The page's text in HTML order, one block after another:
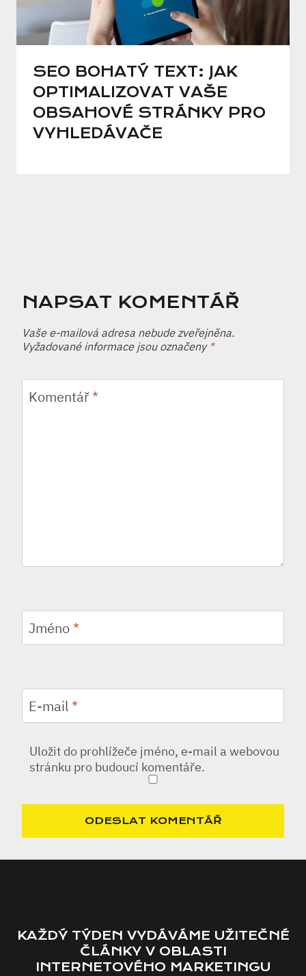
SEO BOHATÝ TEXT: JAK
OPTIMALIZOVAT VAŠE
OBSAHOVÉ STRÁNKY PRO
VYHLEDÁVAČE
NAPSAT KOMENTÁŘ
Vaše e-mailová adresa nebude zveřejněna.
Vyžadované informace jsou označeny *
Komentář*
Jméno *
E-mail *
Uložit do prohlížeče jméno, e-mail a webovou
stránku pro budoucí komentáře.
KAŽDÝ TÝDEN VYDÁVÁME UŽITEČNÉ
ČLÁNKY V OBLASTI
INTERNETOVÉHO MARKETINGU